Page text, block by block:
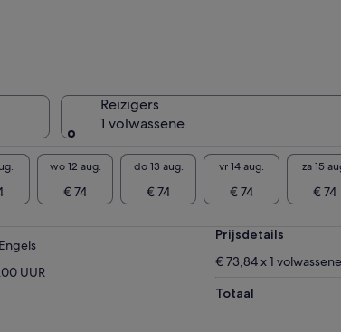
Reizigers
1 volwassene
wo 12 aug.
€ 74
do 13 aug.
€ 74
vr 14 aug.
€ 74
za 15
€ 74
UUR
Prijsdetails
€ 73,84 x 1 volwassene
Totaal